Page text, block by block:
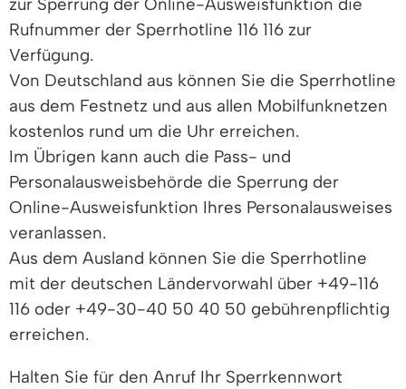
zur Sperrung der Online-Ausweisfunktion die
Rufnummer der Sperrhotline 116 116 zur
Verfügung.
Von Deutschland aus können Sie die Sperrhotline
aus dem Festnetz und aus allen Mobilfunknetzen
kostenlos rund um die Uhr erreichen.
Im Übrigen kann auch die Pass- und
Personalausweisbehörde die Sperrung der
Online-Ausweisfunktion Ihres Personalausweises
veranlassen.
Aus dem Ausland können Sie die Sperrhotline
mit der deutschen Ländervorwahl über +49-116
116 oder +49-30-40 50 40 50 gebührenpflichtig
erreichen.
Halten Sie für den Anruf Ihr Sperrkennwort